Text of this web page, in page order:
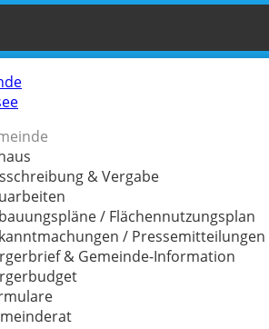
& Vergabe
/ Flächennutzungsplan
/ Pressemitteilungen
& Gemeinde-Information